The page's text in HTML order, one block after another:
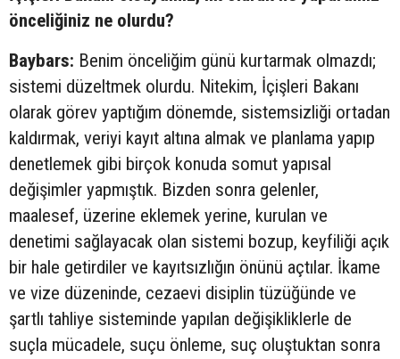
önceliğiniz ne olurdu?
Baybars: Benim önceliğim günü kurtarmak olmazdı;
sistemi düzeltmek olurdu. Nitekim, İçişleri Bakanı
olarak görev yaptığım dönemde, sistemsizliği ortadan
kaldırmak, veriyi kayıt altına almak ve planlama yapıp
denetlemek gibi birçok konuda somut yapısal
değişimler yapmıştık. Bizden sonra gelenler,
maalesef, üzerine eklemek yerine, kurulan ve
denetimi sağlayacak olan sistemi bozup, keyfiliği açık
bir hale getirdiler ve kayıtsızlığın önünü açtılar. İkame
ve vize düzeninde, cezaevi disiplin tüzüğünde ve
şartlı tahliye sisteminde yapılan değişikliklerle de
suçla mücadele, suçu önleme, suç oluştuktan sonra